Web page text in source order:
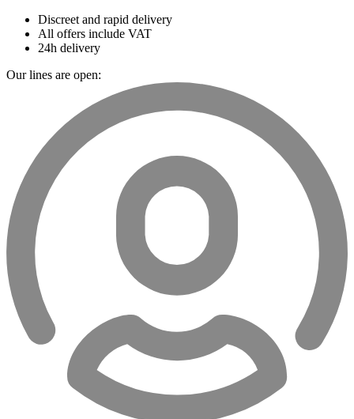
Discreet and rapid delivery
All offers include VAT
24h delivery
Our lines are open: